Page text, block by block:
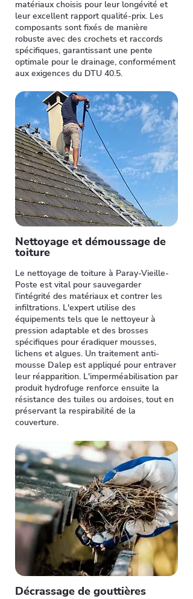
matériaux choisis pour leur longévité et
leur excellent rapport qualité-prix. Les
composants sont fixés de manière
robuste avec des crochets et raccords
spécifiques, garantissant une pente
optimale pour le drainage, conformément
aux exigences du DTU 40.5.
Nettoyage et démoussage de
toiture
Le nettoyage de toiture à Paray-Vieille-
Poste est vital pour sauvegarder
l'intégrité des matériaux et contrer les
infiltrations. L'expert utilise des
équipements tels que le nettoyeur à
pression adaptable et des brosses
spécifiques pour éradiquer mousses,
lichens et algues. Un traitement anti-
mousse Dalep est appliqué pour entraver
leur réapparition. L'imperméabilisation par
produit hydrofuge renforce ensuite la
résistance des tuiles ou ardoises, tout en
préservant la respirabilité de la
couverture.
Décrassage de gouttières